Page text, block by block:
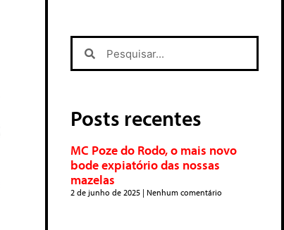
Posts recentes
MC Poze do Rodo, o mais novo
bode expiatório das nossas
mazelas
2 de junho de 2025 Nenhum comentário